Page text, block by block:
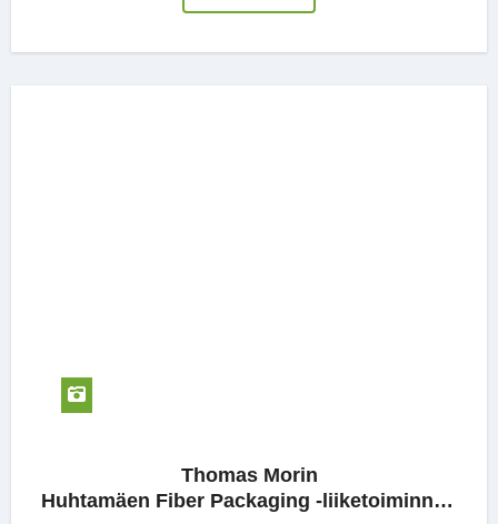
Thomas Morin
Huhtamäen Fiber Packaging -liiketoiminnan